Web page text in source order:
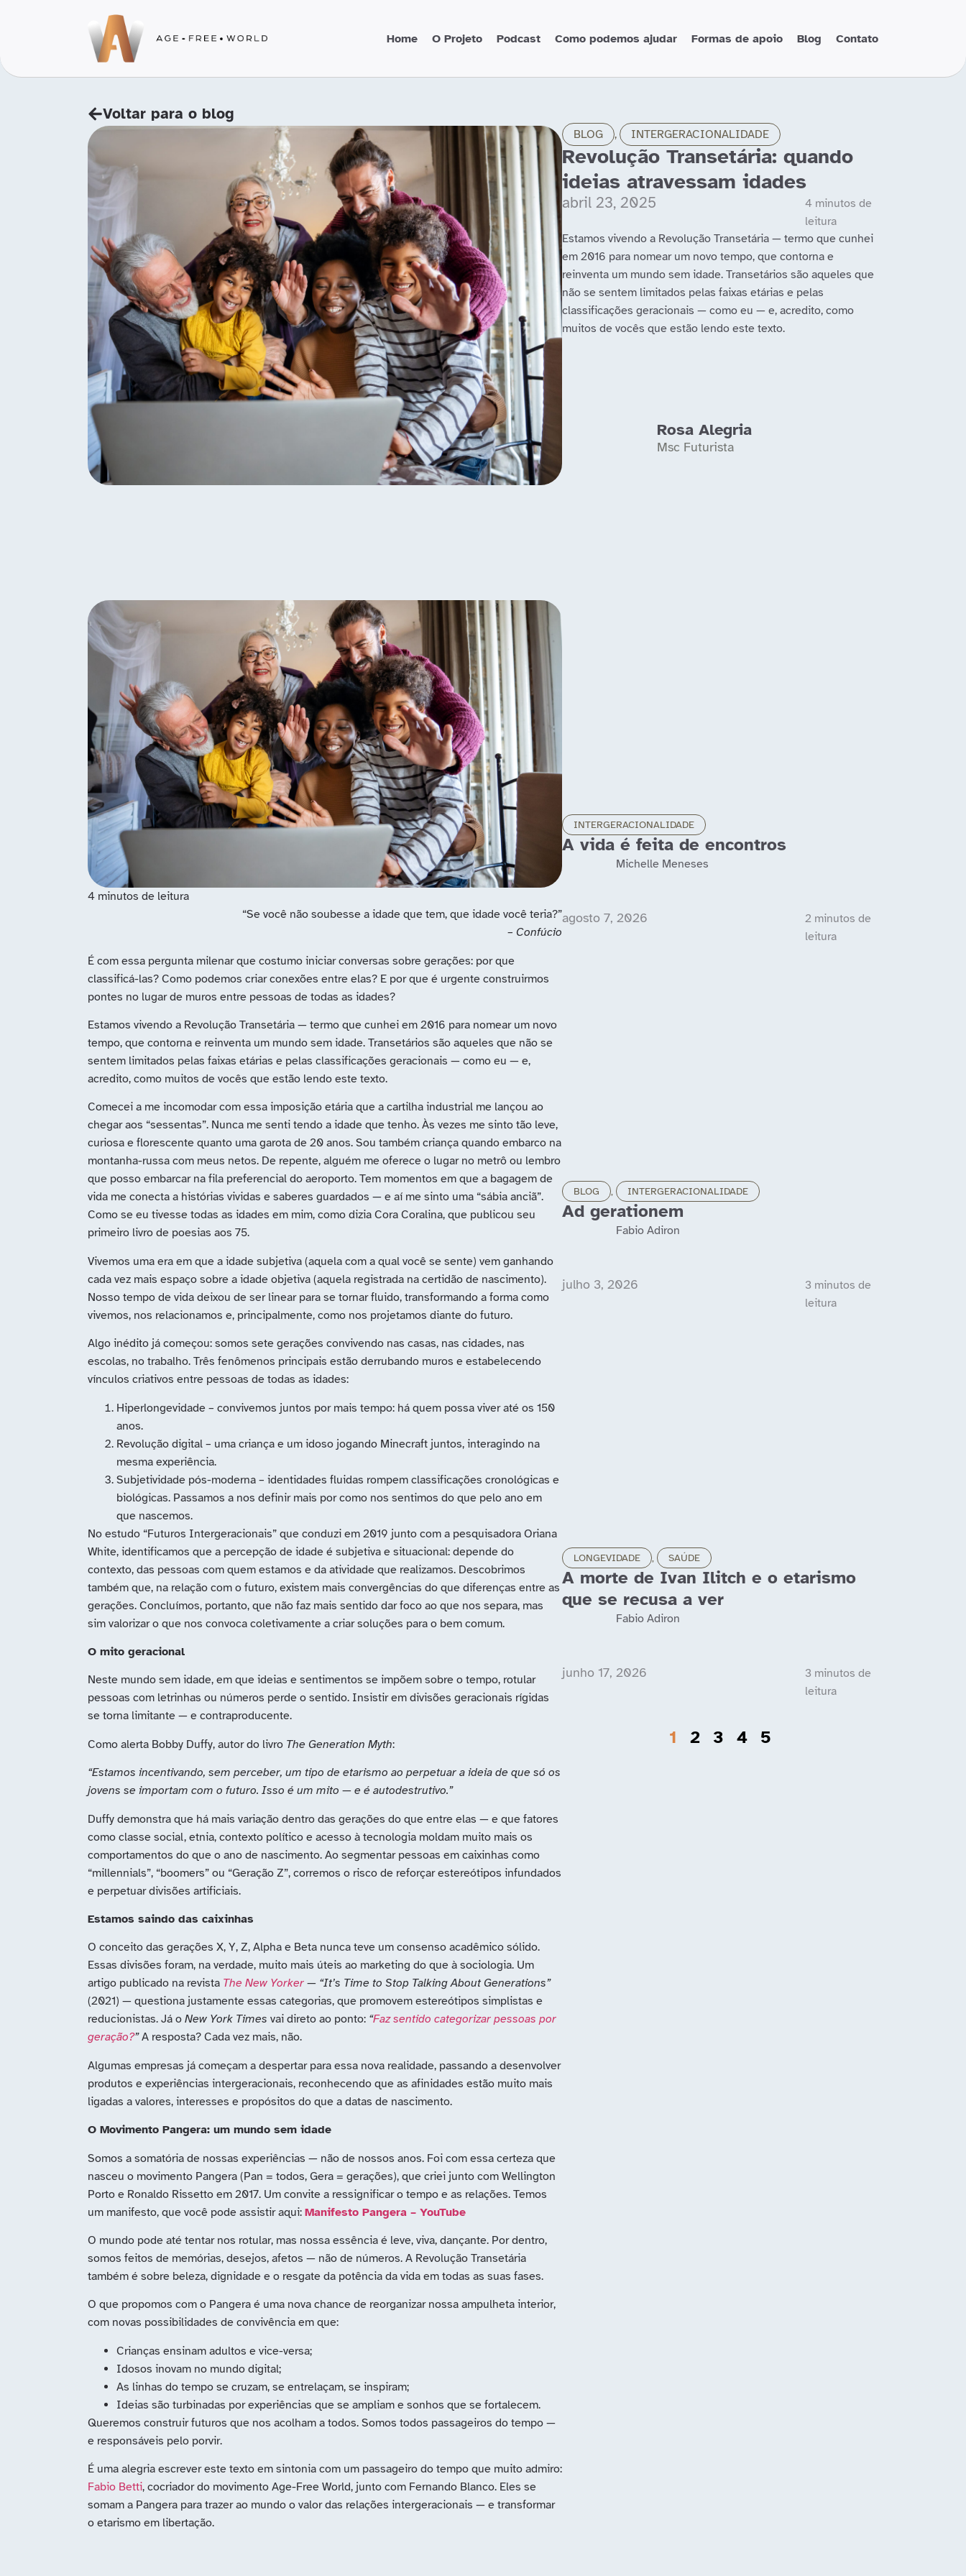
Home O Projeto Podcast Como podemos ajudar Formas de apoio Blog Contato
Voltar para o blog
BLOG , INTERGERACIONALIDADE
Revolução Transetária: quando
ideias atravessam idades
abril 23, 2025
Estamos vivendo a Revolução Transetária — termo que cunhei
em 2016 para nomear um novo tempo, que contorna e
reinventa um mundo sem idade. Transetários são aqueles que
não se sentem limitados pelas faixas etárias e pelas
classificações geracionais — como eu — e, acredito, como
muitos de vocês que estão lendo este texto.
Rosa Alegria
Msc Futurista
“Se você não soubesse a idade que tem, que idade você teria?”
– Confúcio
É com essa pergunta milenar que costumo iniciar conversas sobre gerações: por que
classificá-las? Como podemos criar conexões entre elas? E por que é urgente construirmos
pontes no lugar de muros entre pessoas de todas as idades?
Estamos vivendo a Revolução Transetária — termo que cunhei em 2016 para nomear um novo
tempo, que contorna e reinventa um mundo sem idade. Transetários são aqueles que não se
sentem limitados pelas faixas etárias e pelas classificações geracionais — como eu — e,
acredito, como muitos de vocês que estão lendo este texto.
Comecei a me incomodar com essa imposição etária que a cartilha industrial me lançou ao
chegar aos “sessentas”. Nunca me senti tendo a idade que tenho. Às vezes me sinto tão leve,
curiosa e florescente quanto uma garota de 20 anos. Sou também criança quando embarco na
montanha-russa com meus netos. De repente, alguém me oferece o lugar no metrô ou lembro
que posso embarcar na fila preferencial do aeroporto. Tem momentos em que a bagagem de
vida me conecta a histórias vividas e saberes guardados — e aí me sinto uma “sábia anciã”.
Como se eu tivesse todas as idades em mim, como dizia Cora Coralina, que publicou seu
primeiro livro de poesias aos 75.
Vivemos uma era em que a idade subjetiva (aquela com a qual você se sente) vem ganhando
cada vez mais espaço sobre a idade objetiva (aquela registrada na certidão de nascimento).
Nosso tempo de vida deixou de ser linear para se tornar fluido, transformando a forma como
vivemos, nos relacionamos e, principalmente, como nos projetamos diante do futuro.
Algo inédito já começou: somos sete gerações convivendo nas casas, nas cidades, nas
escolas, no trabalho. Três fenômenos principais estão derrubando muros e estabelecendo
vínculos criativos entre pessoas de todas as idades:
Hiperlongevidade – convivemos juntos por mais tempo: há quem possa viver até os 150
anos.
Revolução digital – uma criança e um idoso jogando Minecraft juntos, interagindo na
mesma experiência.
Subjetividade pós-moderna – identidades fluidas rompem classificações cronológicas e
biológicas. Passamos a nos definir mais por como nos sentimos do que pelo ano em
que nascemos.
No estudo “Futuros Intergeracionais” que conduzi em 2019 junto com a pesquisadora Oriana
White, identificamos que a percepção de idade é subjetiva e situacional: depende do
contexto, das pessoas com quem estamos e da atividade que realizamos. Descobrimos
também que, na relação com o futuro, existem mais convergências do que diferenças entre as
gerações. Concluímos, portanto, que não faz mais sentido dar foco ao que nos separa, mas
sim valorizar o que nos convoca coletivamente a criar soluções para o bem comum.
O mito geracional
Neste mundo sem idade, em que ideias e sentimentos se impõem sobre o tempo, rotular
pessoas com letrinhas ou números perde o sentido. Insistir em divisões geracionais rígidas
se torna limitante — e contraproducente.
Como alerta Bobby Duffy, autor do livro The Generation Myth:
“Estamos incentivando, sem perceber, um tipo de etarismo ao perpetuar a ideia de que só os
jovens se importam com o futuro. Isso é um mito — e é autodestrutivo.”
Duffy demonstra que há mais variação dentro das gerações do que entre elas — e que fatores
como classe social, etnia, contexto político e acesso à tecnologia moldam muito mais os
comportamentos do que o ano de nascimento. Ao segmentar pessoas em caixinhas como
“millennials”, “boomers” ou “Geração Z”, corremos o risco de reforçar estereótipos infundados
e perpetuar divisões artificiais.
Estamos saindo das caixinhas
O conceito das gerações X, Y, Z, Alpha e Beta nunca teve um consenso acadêmico sólido.
Essas divisões foram, na verdade, muito mais úteis ao marketing do que à sociologia. Um
artigo publicado na revista The New Yorker — “It’s Time to Stop Talking About Generations”
(2021) — questiona justamente essas categorias, que promovem estereótipos simplistas e
reducionistas. Já o New York Times vai direto ao ponto: “Faz sentido categorizar pessoas por
geração?”A resposta? Cada vez mais, não.
Algumas empresas já começam a despertar para essa nova realidade, passando a desenvolver
produtos e experiências intergeracionais, reconhecendo que as afinidades estão muito mais
ligadas a valores, interesses e propósitos do que a datas de nascimento.
O Movimento Pangera: um mundo sem idade
Somos a somatória de nossas experiências — não de nossos anos. Foi com essa certeza que
nasceu o movimento Pangera (Pan = todos, Gera = gerações), que criei junto com Wellington
Porto e Ronaldo Rissetto em 2017. Um convite a ressignificar o tempo e as relações. Temos
um manifesto, que você pode assistir aqui: Manifesto Pangera – YouTube
O mundo pode até tentar nos rotular, mas nossa essência é leve, viva, dançante. Por dentro,
somos feitos de memórias, desejos, afetos — não de números. A Revolução Transetária
também é sobre beleza, dignidade e o resgate da potência da vida em todas as suas fases.
O que propomos com o Pangera é uma nova chance de reorganizar nossa ampulheta interior,
com novas possibilidades de convivência em que:
Crianças ensinam adultos e vice-versa;
Idosos inovam no mundo digital;
As linhas do tempo se cruzam, se entrelaçam, se inspiram;
Ideias são turbinadas por experiências que se ampliam e sonhos que se fortalecem.
Queremos construir futuros que nos acolham a todos. Somos todos passageiros do tempo —
e responsáveis pelo porvir.
É uma alegria escrever este texto em sintonia com um passageiro do tempo que muito admiro:
Fabio Betti, cocriador do movimento Age-Free World, junto com Fernando Blanco. Eles se
somam a Pangera para trazer ao mundo o valor das relações intergeracionais — e transformar
o etarismo em libertação.
INTERGERACIONALIDADE
A vida é feita de encontros
Michelle Meneses
agosto 7, 2026
BLOG , INTERGERACIONALIDADE
Ad gerationem
Fabio Adiron
julho 3, 2026
LONGEVIDADE , SAÚDE
A morte de Ivan Ilitch e o etarismo
que se recusa a ver
Fabio Adiron
junho 17, 2026
1 2 3 4 5